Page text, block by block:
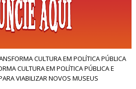
CULTURA EM POLÍTICA PÚBLICA
CULTURA EM POLÍTICA PÚBLICA E
VIABILIZAR NOVOS MUSEUS